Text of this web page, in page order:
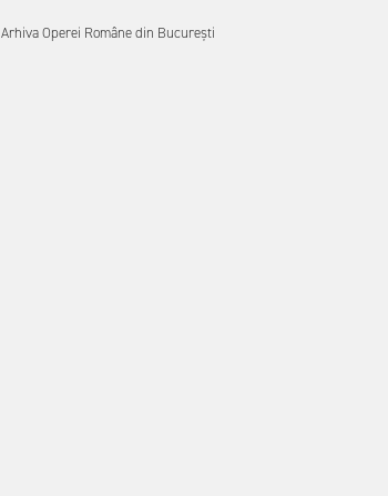
Arhiva Operei Române din București